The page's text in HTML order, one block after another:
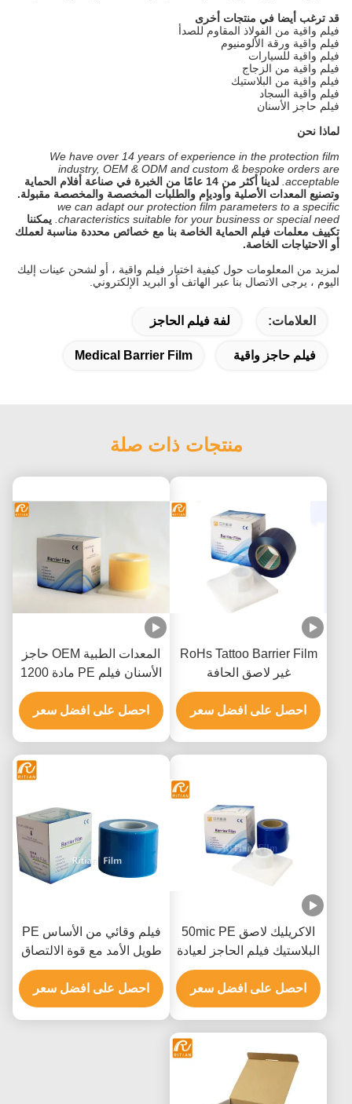
قد ترغب أيضا في منتجات أخرى
فيلم واقية من الفولاذ المقاوم للصدأ
فيلم واقية ورقة الألومنيوم
فيلم واقية للسيارات
فيلم واقية من الزجاج
فيلم واقية من البلاستيك
فيلم واقية السجاد
فيلم حاجز الأسنان
لماذا نحن
We have over 14 years of experience in the protection film
industry, OEM & ODM and custom & bespoke orders are
acceptable.
لدينا أكثر من 14 عامًا من الخبرة في صناعة أفلام الحماية
وتصنيع المعدات الأصلية وأوديإم والطلبات المخصصة والمخصصة مقبولة.
we can adapt our protection film parameters to a specific
characteristics suitable for your business or special need.
يمكننا
تكييف معلمات فيلم الحماية الخاصة بنا مع خصائص محددة مناسبة لعملك
أو الاحتياجات الخاصة.
لمزيد من المعلومات حول كيفية اختيار فيلم واقية ، أو لشحن عينات إليك
اليوم ، يرجى الاتصال بنا عبر الهاتف أو البريد الإلكتروني.
العلامات: لفة فيلم الحاجز
فيلم حاجز واقية Medical Barrier Film
منتجات ذات صلة
RoHs Tattoo Barrier Film
غير لاصق الحافة
احصل على افضل سعر
المعدات الطبية OEM حاجز
الأسنان فيلم PE مادة 1200
ورقة
احصل على افضل سعر
الاكريليك لاصق 50mic PE
البلاستيك فيلم الحاجز لعيادة
الأسنان
احصل على افضل سعر
فيلم وقائي من الأساس PE
طويل الأمد مع قوة الالتصاق
العالية وإزالة خالية من
المخلفات للمعدات الطبية
احصل على افضل سعر